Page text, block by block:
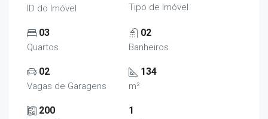
ID do Imóvel Tipo de Imóvel
03
Quartos
02
Banheiros
02
Vagas de Garagens
134
m²
200 1